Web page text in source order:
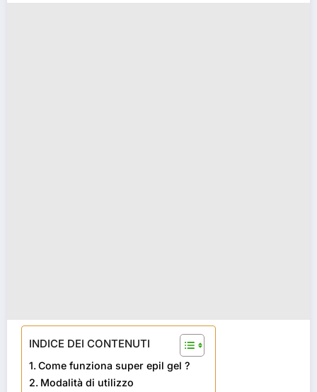
INDICE DEI CONTENUTI
Come funziona super epil gel ?
Modalità di utilizzo